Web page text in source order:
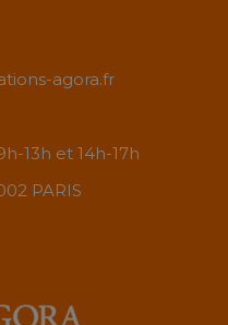
agora.fr
13h et 14h-17h
PARIS